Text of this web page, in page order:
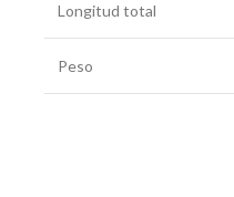
Longitud total
Peso